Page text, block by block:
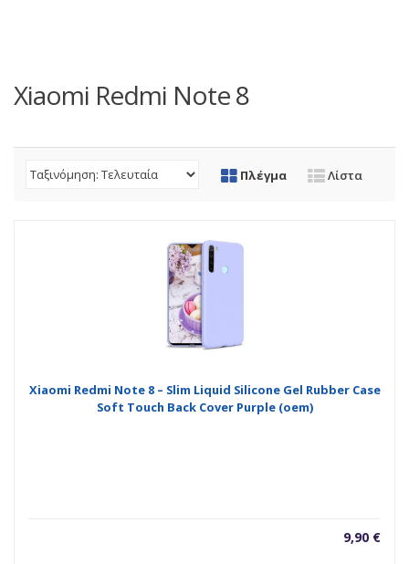
Xiaomi Redmi Note 8
Πλέγμα Λίστα
Xiaomi Redmi Note 8 – Slim Liquid Silicone Gel Rubber Case
Soft Touch Back Cover Purple (oem)
9,90 €